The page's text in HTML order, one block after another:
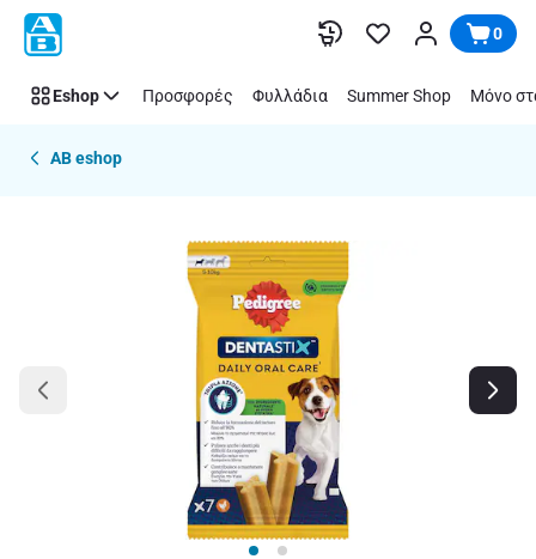
Παράλειψη 0
Eshop Προσφορές Φυλλάδια Summer Shop Μόνο
AB eshop